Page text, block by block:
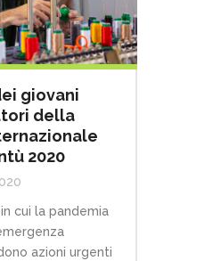
giovani
della
2020
cui la pandemia
azioni urgenti